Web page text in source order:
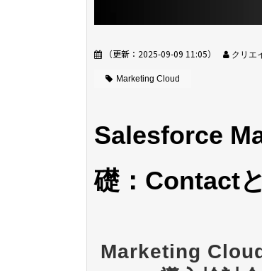
（更新： 2025-09-09 11:05） クリエ
Marketing Cloud
Salesforce
礎：Contact
Marketing